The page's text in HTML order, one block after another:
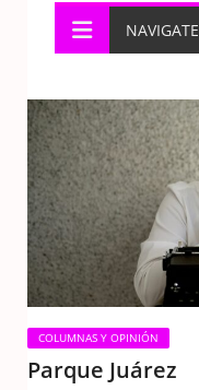
NAVIGATE
COLUMNAS Y OPINIÓN
Parque Juárez